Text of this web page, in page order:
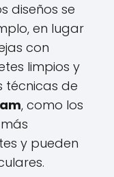
diseños se
en lugar
con
limpios y
técnicas de
, como los
y pueden